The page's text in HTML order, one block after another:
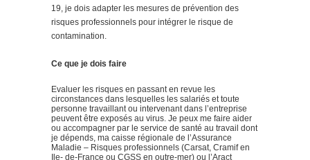
19, je dois adapter les mesures de prévention des
risques professionnels pour intégrer le risque de
contamination.
Ce que je dois faire
Evaluer les risques en passant en revue les
circonstances dans lesquelles les salariés et toute
personne travaillant ou intervenant dans l’entreprise
peuvent être exposés au virus. Je peux me faire aider
ou accompagner par le service de santé au travail dont
je dépends, ma caisse régionale de l’Assurance
Maladie – Risques professionnels (Carsat, Cramif en
Ile- de-France ou CGSS en outre-mer) ou l’Aract